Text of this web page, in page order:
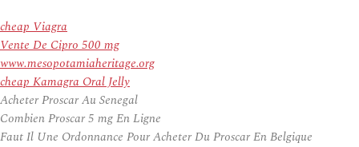
cheap Viagra
Vente De Cipro 500 mg
www.mesopotamiaheritage.org
cheap Kamagra Oral Jelly
Acheter Proscar Au Senegal
Combien Proscar 5 mg En Ligne
Faut Il Une Ordonnance Pour Acheter Du Proscar En Belgique